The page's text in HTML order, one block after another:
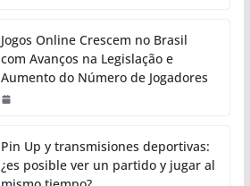
Jogos Online Crescem no Brasil
com Avanços na Legislação e
Aumento do Número de Jogadores
Pin Up y transmisiones deportivas:
¿es posible ver un partido y jugar al